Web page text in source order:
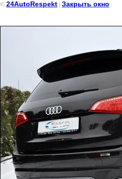
© 24AutoRespekt | Закрыть окно